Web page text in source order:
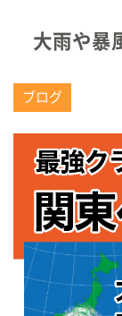
大雨や暴
ブログ